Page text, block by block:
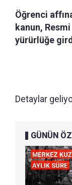
Öğrenci
kanun,
yürürlüğe
Detaylar
GÜNÜN